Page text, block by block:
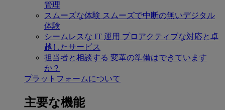
管理
スムーズな体験 スムーズで中断の無いデジタル
体験
シームレスな IT 運用 プロアクティブな対応と卓
越したサービス
担当者と相談する 変革の準備はできています
か？
プラットフォームについて
主要な機能